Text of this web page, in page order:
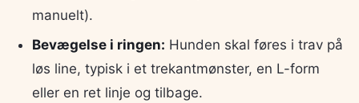
manuelt).
Bevægelse i ringen: Hunden skal føres i trav på
løs line, typisk i et trekantmønster, en L-form
eller en ret linje og tilbage.